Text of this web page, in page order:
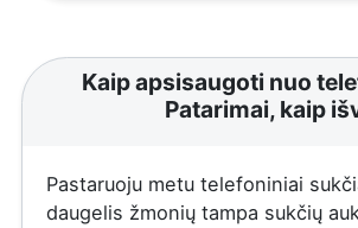
Kaip apsisaugoti nuo
Patarimai, kaip
Pastaruoju metu telefoniniai
daugelis žmonių tampa sukčių